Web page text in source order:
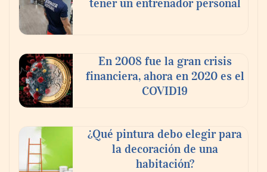
tener un entrenador personal
En 2008 fue la gran crisis
financiera, ahora en 2020 es el
COVID19
¿Qué pintura debo elegir para
la decoración de una
habitación?